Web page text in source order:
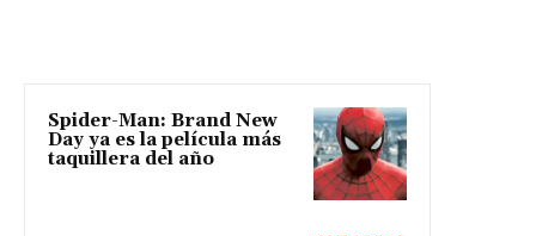
Spider-Man: Brand New
Day ya es la película más
taquillera del año